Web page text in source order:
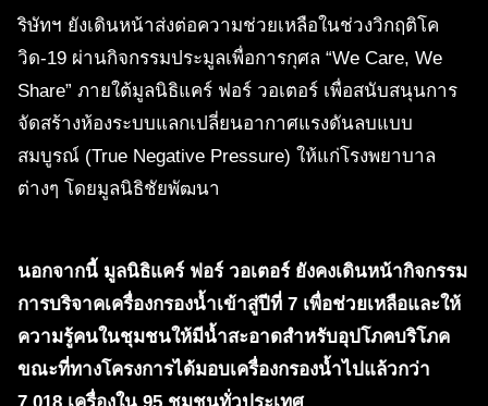
ริษัทฯ ยังเดินหน้าส่งต่อความช่วยเหลือในช่วงวิกฤติโค
วิด-19 ผ่านกิจกรรมประมูลเพื่อการกุศล “We Care, We
Share” ภายใต้มูลนิธิแคร์ ฟอร์ วอเตอร์ เพื่อสนับสนุนการ
จัดสร้างห้องระบบแลกเปลี่ยนอากาศแรงดันลบแบบ
สมบูรณ์ (True Negative Pressure) ให้แก่โรงพยาบาล
ต่างๆ โดยมูลนิธิชัยพัฒนา
นอกจากนี้ มูลนิธิแคร์ ฟอร์ วอเตอร์ ยังคงเดินหน้ากิจกรรม
การบริจาคเครื่องกรองน้ำเข้าสู่ปีที่ 7 เพื่อช่วยเหลือและให้
ความรู้คนในชุมชนให้มีน้ำสะอาดสำหรับอุปโภคบริโภค
ขณะที่ทางโครงการได้มอบเครื่องกรองน้ำไปแล้วกว่า